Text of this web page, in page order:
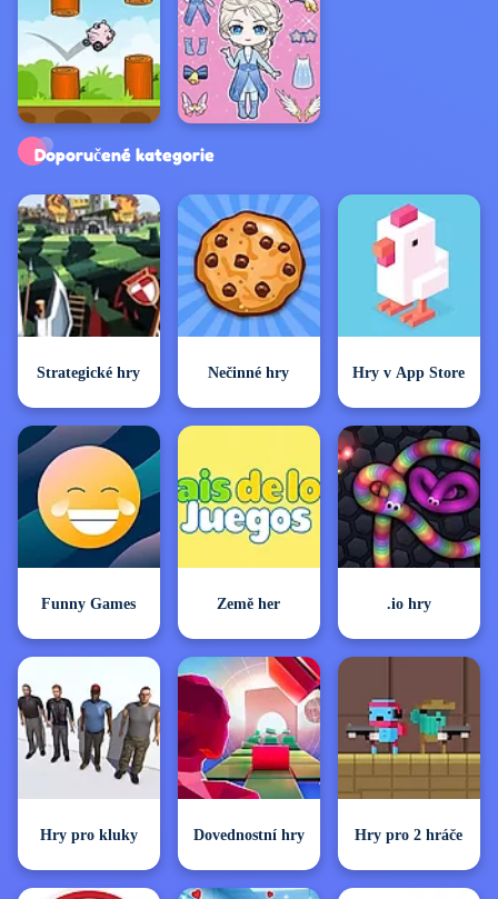
Exkluzivní hry
Doporučené kategorie
Strategické hry Nečinné hry Hry v App Store
Funny Games Země her .io hry
Hry pro kluky Dovednostní hry Hry pro 2 hráče